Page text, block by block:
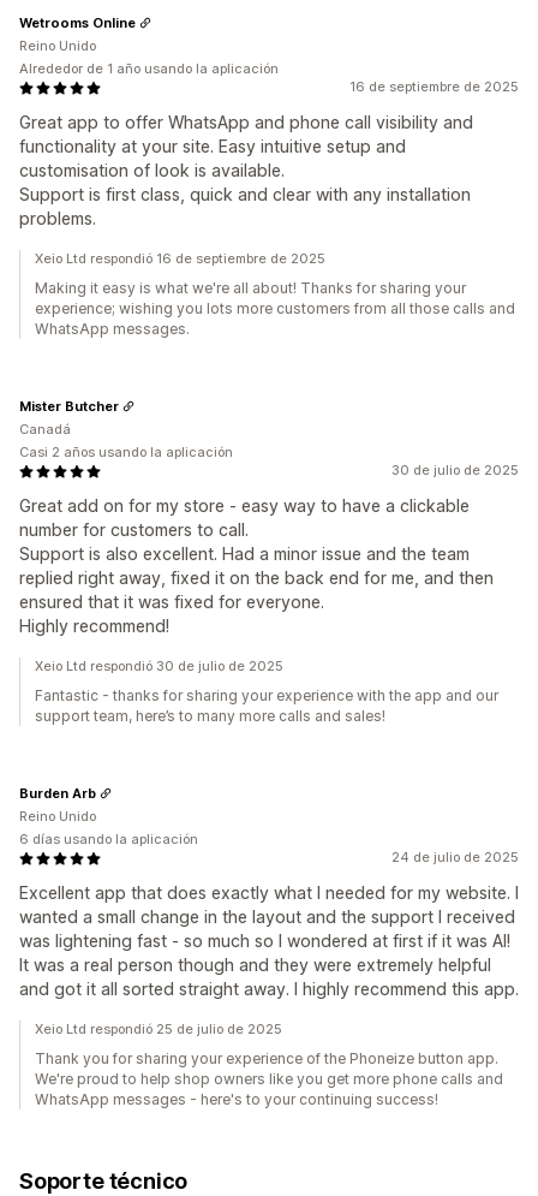
16 de septiembre de 2025
Great app to offer WhatsApp and phone call visibility and
functionality at your site. Easy intuitive setup and
customisation of look is available.
Support is first class, quick and clear with any installation
problems.
Wetrooms Online
Reino Unido
Alrededor de 1 año usando la aplicación
Xeio Ltd respondió 16 de septiembre de 2025
Making it easy is what we're all about! Thanks for sharing your
experience; wishing you lots more customers from all those calls and
WhatsApp messages.
30 de julio de 2025
Great add on for my store - easy way to have a clickable
number for customers to call.
Support is also excellent. Had a minor issue and the team
replied right away, fixed it on the back end for me, and then
ensured that it was fixed for everyone.
Highly recommend!
Mister Butcher
Canadá
Casi 2 años usando la aplicación
Xeio Ltd respondió 30 de julio de 2025
Fantastic - thanks for sharing your experience with the app and our
support team, here’s to many more calls and sales!
24 de julio de 2025
Excellent app that does exactly what I needed for my website. I
wanted a small change in the layout and the support I received
was lightening fast - so much so I wondered at first if it was AI!
It was a real person though and they were extremely helpful
and got it all sorted straight away. I highly recommend this app.
Burden Arb
Reino Unido
6 días usando la aplicación
Xeio Ltd respondió 25 de julio de 2025
Thank you for sharing your experience of the Phoneize button app.
We're proud to help shop owners like you get more phone calls and
WhatsApp messages - here's to your continuing success!
Soporte técnico